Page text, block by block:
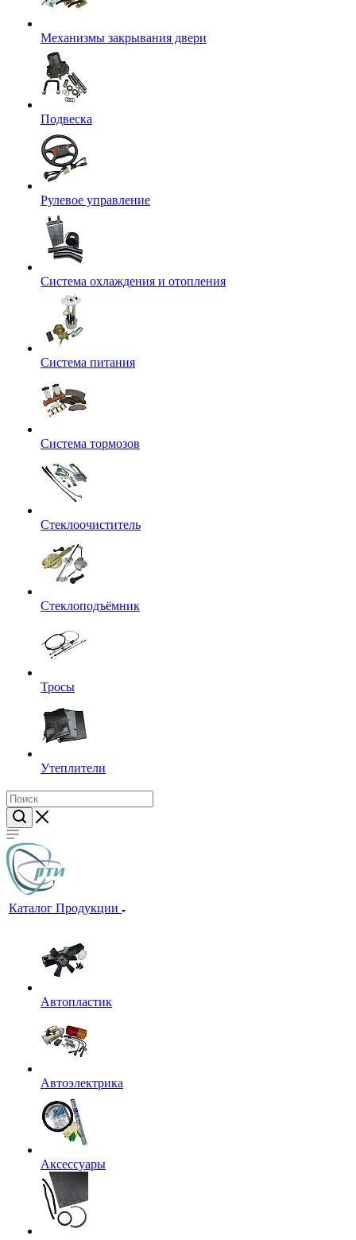
Механизмы закрывания двери
Подвеска
Рулевое управление
Система охлаждения и отопления
Система питания
Система тормозов
Стеклоочиститель
Стеклоподъёмник
Тросы
Утеплители
Каталог Продукции
Автопластик
Автоэлектрика
Аксессуары